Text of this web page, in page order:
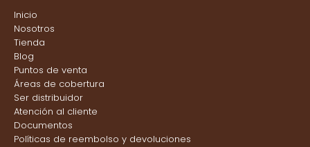
Inicio
Nosotros
Tienda
Blog
Puntos de venta
Áreas de cobertura
Ser distribuidor
Atención al cliente
Documentos
Políticas de reembolso y devoluciones